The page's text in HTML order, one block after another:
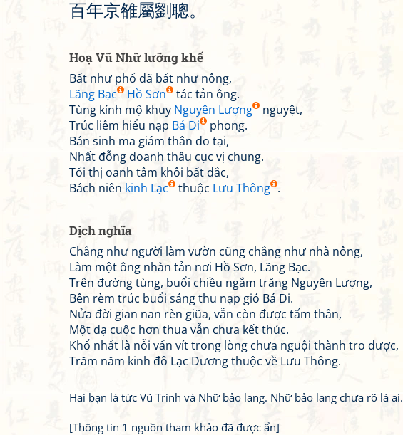
百年京雒屬劉聰。
Hoạ Vũ Nhữ lưỡng khế
Bất như phố dã bất như nông,
Lãng Bạc
Hồ Sơn
tác tản ông.
Tùng kính mộ khuy Nguyên Lượng
nguyệt,
Trúc liêm hiểu nạp Bá Di
phong.
Bán sinh ma giám thân do tại,
Nhất đỗng doanh thâu cục vị chung.
Tối thị oanh tâm khôi bất đắc,
Bách niên kinh Lạc thuộc Lưu Thông .
Dịch nghĩa
Chẳng như người làm vườn cũng chẳng như nhà nông,
Làm một ông nhàn tản nơi Hồ Sơn, Lãng Bạc.
Trên đường tùng, buổi chiều ngắm trăng Nguyên Lượng,
Bên rèm trúc buổi sáng thu nạp gió Bá Di.
Nửa đời gian nan rèn giũa, vẫn còn được tấm thân,
Một dạ cuộc hơn thua vẫn chưa kết thúc.
Khổ nhất là nỗi vấn vít trong lòng chưa nguội thành tro được,
Trăm năm kinh đô Lạc Dương thuộc về Lưu Thông.
Hai bạn là tức Vũ Trinh và Nhữ bảo lang. Nhữ bảo lang chưa rõ là ai.
[Thông tin 1 nguồn tham khảo đã được ẩn]